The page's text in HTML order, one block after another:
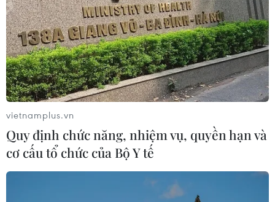
Trung Quốc ra tuyên bố về việc diễn tập
không quân tầm xa
15/12/2016 07:13
Ngày 15/12, Không quân Trung Quốc khẳng định cuộc
diễn tập không quân tầm xa hôm 10/12 vừa qua trên
bầu trời Biển Hoa Đông, Biển Đông là những hoạt động
quân sự thường kỳ và thông thường.
vietnamplus.vn
Quy định chức năng, nhiệm vụ, quyền hạn và
cơ cấu tổ chức của Bộ Y tế